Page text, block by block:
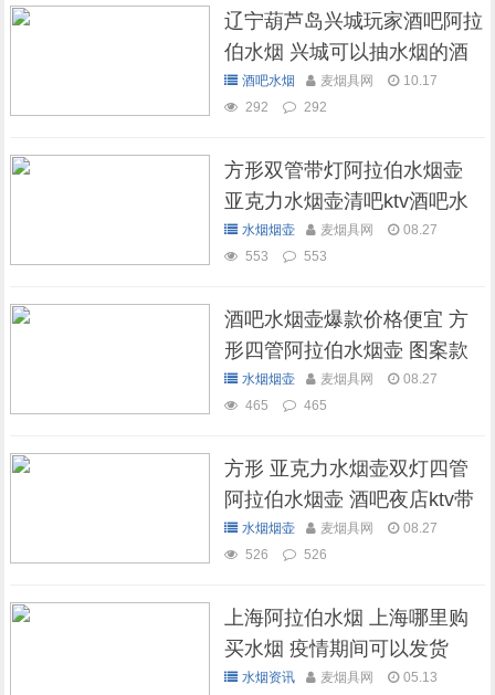
辽宁葫芦岛兴城玩家酒吧阿拉
伯水烟 兴城可以抽水烟的酒
吧酒吧水烟 麦烟具网
10.17
292
292
方形双管带灯阿拉伯水烟壶
亚克力水烟壶清吧ktv酒吧水
烟壶水烟烟壶 麦烟具网
08.27
553
553
酒吧水烟壶爆款价格便宜 方
形四管阿拉伯水烟壶 图案款
水烟烟壶 麦烟具网
08.27
465
465
方形 亚克力水烟壶双灯四管
阿拉伯水烟壶 酒吧夜店ktv带
灯水烟壶
水烟烟壶 麦烟具网
08.27
526
526
上海阿拉伯水烟 上海哪里购
买水烟 疫情期间可以发货
吗？水烟资讯 麦烟具网
05.13